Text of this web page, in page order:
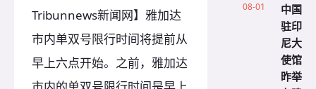
Tribunnews新闻网】雅加达
市内单双号限行时间将提前从
早上六点开始。之前，雅加达
08-01
中国
驻印
尼大
使馆
昨举